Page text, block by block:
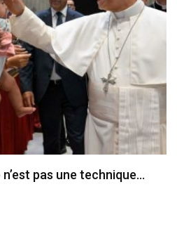
pas une technique…